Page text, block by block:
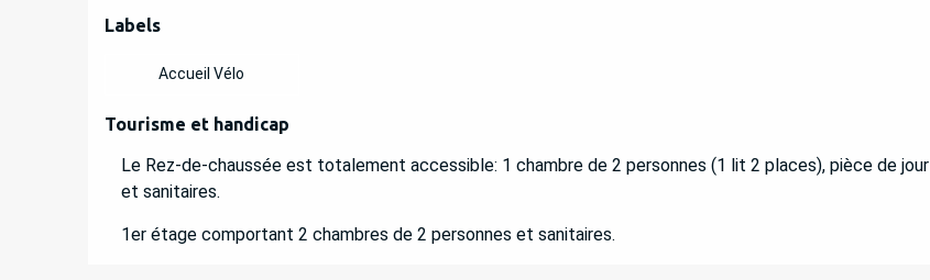
OFFRES DE PRESTATIONS
Labels
Labels
Accueil Vélo
Tourisme et handicap
Le Rez-de-chaussée est totalement accessible: 1 chambre de 2 personnes (1 lit 2 places), pièce de jour
et sanitaires.
1er étage comportant 2 chambres de 2 personnes et sanitaires.